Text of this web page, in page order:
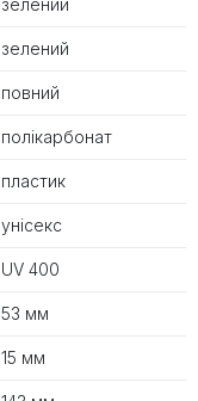
зелений
зелений
повний
полікарбонат
пластик
унісекс
UV 400
53 мм
15 мм